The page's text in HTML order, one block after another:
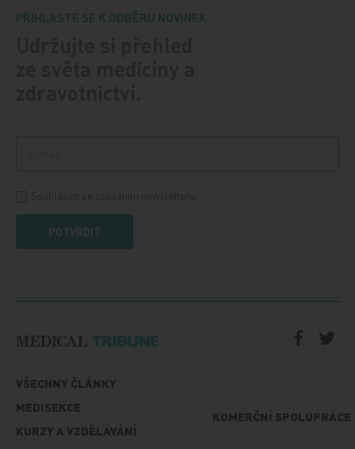
PŘIHLASTE SE K ODBĚRU NOVINEK.
POTVRDIT
VŠECHNY ČLÁNKY
MEDISEKCE
KURZY A VZDĚLÁVÁNÍ
KOMERČNÍ SPOLUPRÁCE